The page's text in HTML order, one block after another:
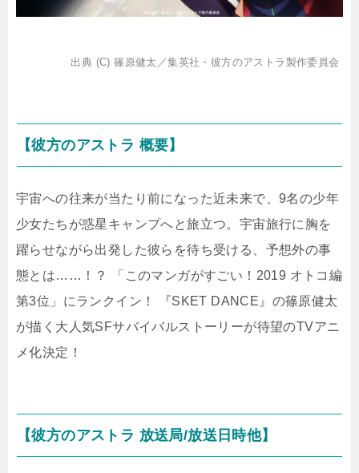
出典 (C) 篠原健太／集英社・彼方のアストラ製作委員会
【彼方のアストラ 概要】
宇宙への往来が当たり前になった近未来で、9名の少年
少女たちが惑星キャンプへと旅立つ。宇宙旅行に胸を
躍らせながら出発した彼らを待ち受ける、予想外の事
態とは……！？ 「このマンガがすごい！2019 オトコ編
第3位」にランクイン！ 『SKET DANCE』の篠原健太
が描く大人気SFサバイバルストーリーが待望のTVアニ
メ化決定！
【彼方のアストラ 放送局/放送日時他】